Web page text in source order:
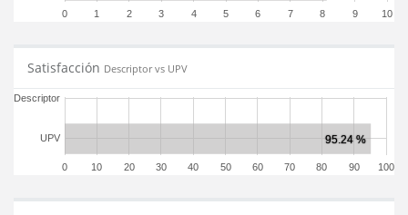
0 1 2 3 4 5 6 7 8 9 10
Satisfacción Descriptor vs UPV
0 10 20 30 40 50 60 70 80 90 100
UPV
Descriptor